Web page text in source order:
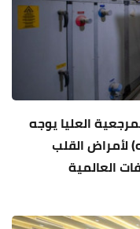
العليا يوجه
لأمراض القلب
العالمية